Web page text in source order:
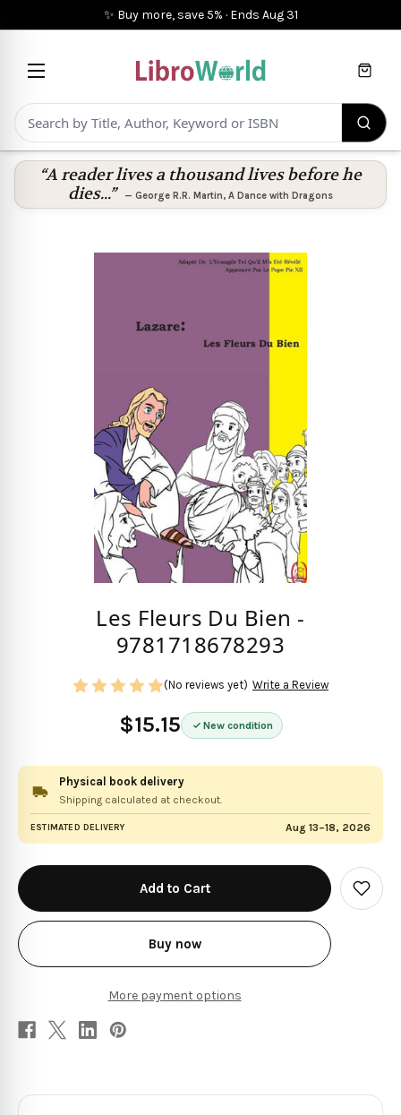
✨ Buy more, save 5% · Ends Aug 31
Cart
“A reader lives a thousand lives before he
dies...”
— George R.R. Martin, A Dance with Dragons
Les Fleurs Du Bien -
9781718678293
$15.15 New condition
(No reviews yet) Write a Review
Physical book delivery
Shipping calculated at checkout.
ESTIMATED DELIVERY Aug 13–18, 2026
in
stock
Buy now
More payment options
Add
to